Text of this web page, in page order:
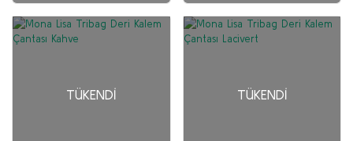
TÜKENDI TÜKENDI